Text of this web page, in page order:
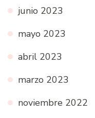
junio 2023
mayo 2023
abril 2023
marzo 2023
noviembre 2022